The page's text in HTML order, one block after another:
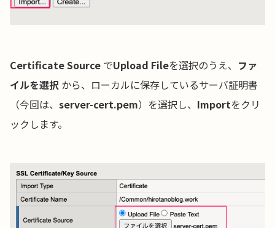
Certificate Source でUpload Fileを選択のうえ、 ファ
イルを選択 から、ローカルに保存しているサーバ証明書
（今回は、 server-cert.pem）を選択し、 Importをクリ
ックします。